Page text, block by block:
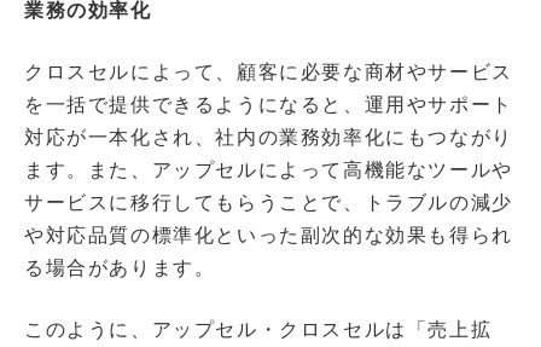
業務の効率化
クロスセルによって、顧客に必要な商材やサービス
を一括で提供できるようになると、運用やサポート
対応が一本化され、社内の業務効率化にもつながり
ます。また、アップセルによって高機能なツールや
サービスに移行してもらうことで、トラブルの減少
や対応品質の標準化といった副次的な効果も得られ
る場合があります。
このように、アップセル・クロスセルは「売上拡